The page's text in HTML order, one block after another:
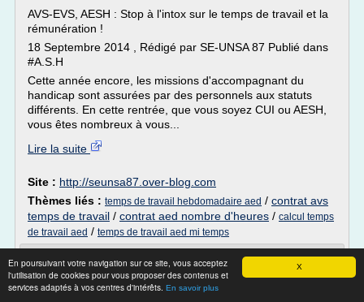
X
En poursuivant votre navigation sur ce site, vous acceptez
l'utilisation de cookies pour vous proposer des contenus et
services adaptés à vos centres d'intérêts. En savoir plus
AVS-EVS, AESH : Stop à l'intox sur le temps de travail et la
rémunération !
18 Septembre 2014 , Rédigé par SE-UNSA 87 Publié dans
#A.S.H
Cette année encore, les missions d'accompagnant du
handicap sont assurées par des personnels aux statuts
différents. En cette rentrée, que vous soyez CUI ou AESH,
vous êtes nombreux à vous...
Lire la suite
Site : http://seunsa87.over-blog.com
Thèmes liés : temps de travail hebdomadaire aed / contrat avs
temps de travail / contrat aed nombre d'heures / calcul temps
de travail aed / temps de travail aed mi temps
Formation - ia44.ac-nantes.fr
Travail partagé Quelle(s) question(s) posent les AVS ?